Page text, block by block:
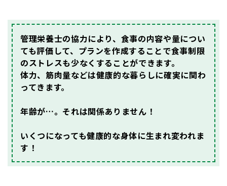
管理栄養士の協力により、食事の内容や量につい
ても評価して、プランを作成することで食事制限
のストレスも少なくすることができます。
体力、筋肉量などは健康的な暮らしに確実に関わ
ってきます。
年齢が…。 それは関係ありません！
いくつになっても健康的な身体に生まれ変われま
す！